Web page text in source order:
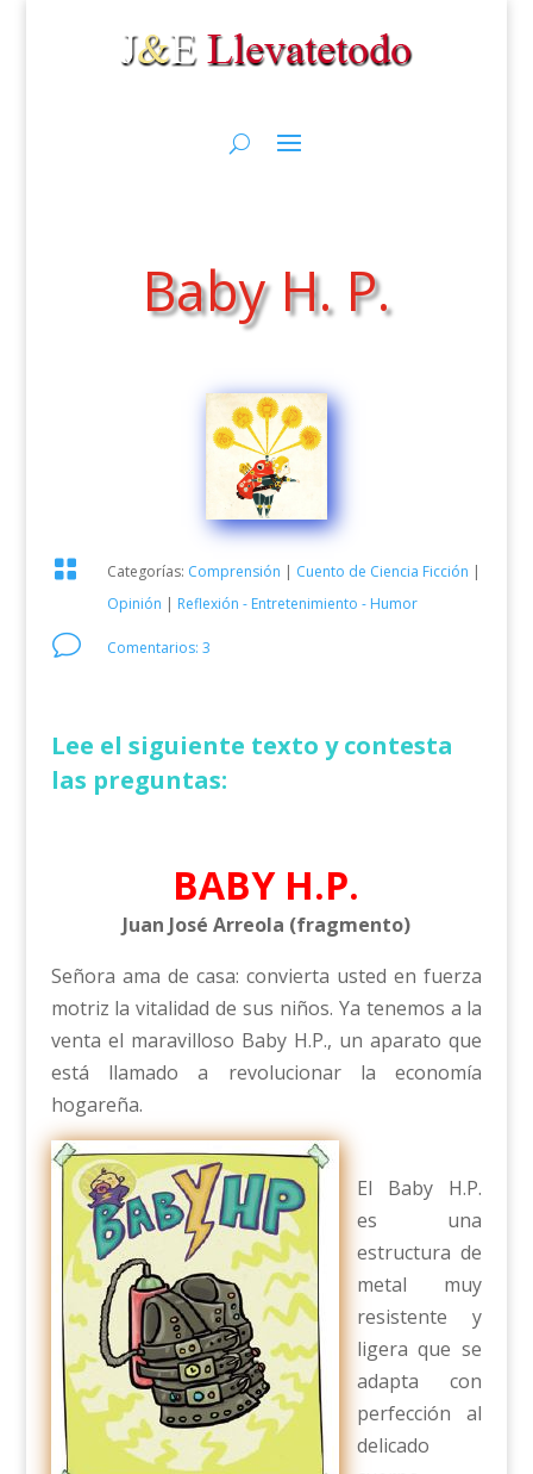
Baby H. P.
 Categorías: Comprensión | Cuento de Ciencia Ficción |
Opinión | Reflexión - Entretenimiento - Humor
v Comentarios: 3
Lee el siguiente texto y contesta
las preguntas:
BABY H.P.
Juan José Arreola (fragmento)
Señora ama de casa: convierta usted en fuerza
motriz la vitalidad de sus niños. Ya tenemos a la
venta el maravilloso Baby H.P., un aparato que
está llamado a revolucionar la economía
hogareña.
El Baby H.P.
es una
estructura de
metal muy
resistente y
ligera que se
adapta con
perfección al
delicado